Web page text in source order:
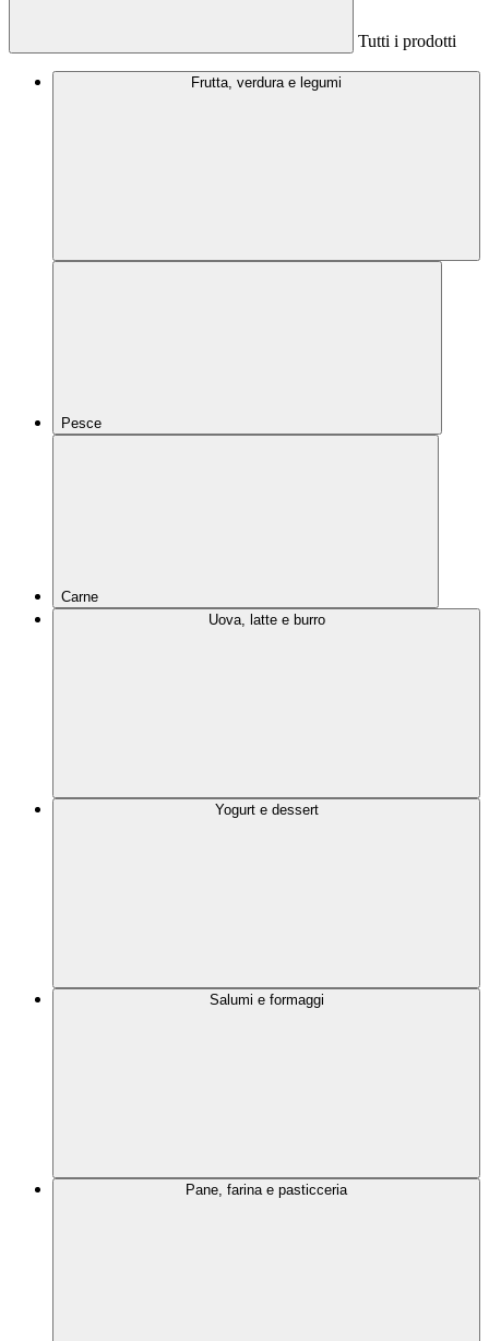
Tutti i prodotti
Frutta, verdura e legumi
Pesce
Carne
Uova, latte e burro
Yogurt e dessert
Salumi e formaggi
Pane, farina e pasticceria